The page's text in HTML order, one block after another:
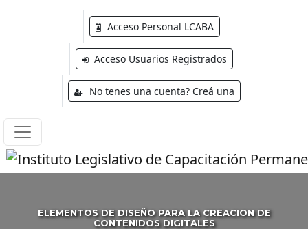
Acceso Personal LCABA
Acceso Usuarios Registrados
No tenes una cuenta? Creá una
ELEMENTOS DE DISEÑO PARA LA CREACION DE
CONTENIDOS DIGITALES